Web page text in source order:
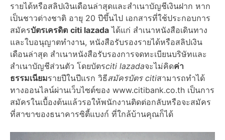
รายได้หรือสลิปเงินเดือนล่าสุดและสำเนาบัญชีเงินฝาก หาก
เป็นชาวต่างชาติ อายุ 20 ปีขึ้นไป เอกสารที่ใช้ประกอบการ
สมัครบัตรเครดิต citi lazada ได้แก่ สำเนาหนังสือเดินทาง
และใบอนุญาตทำงาน, หนังสือรับรองรายได้หรือสลิปเงิน
เดือนล่าสุด สำเนาหนังสือรับรองการจดทะเบียนบริษัทและ
สำเนาบัญชีส่วนตัว โดยบัตรciti lazadaจะไม่คิดค่า
ธรรมเนียมรายปีในปีแรก วิธีสมัครบัตร citiสามารถทำได้
ทางออนไลน์ผ่านเว็บไซต์ของ www.citibank.co.th เป็นการ
สมัครในเบื้องต้นแล้วรอให้พนักงานติดต่อกลับหรือจะสมัคร
ที่สาขาของธนาคารซิตี้แบงก์ ที่ใกล้บ้านคุณก็ได้